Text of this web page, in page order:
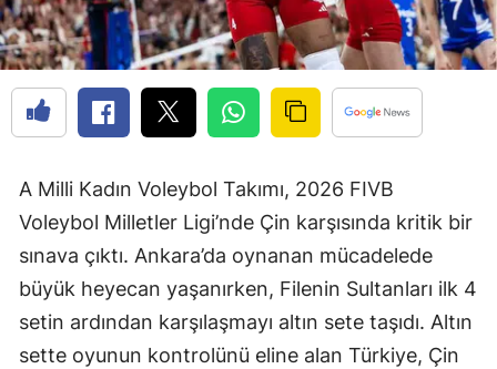
A Milli Kadın Voleybol Takımı, 2026 FIVB
Voleybol Milletler Ligi’nde Çin karşısında kritik bir
sınava çıktı. Ankara’da oynanan mücadelede
büyük heyecan yaşanırken, Filenin Sultanları ilk 4
setin ardından karşılaşmayı altın sete taşıdı. Altın
sette oyunun kontrolünü eline alan Türkiye, Çin